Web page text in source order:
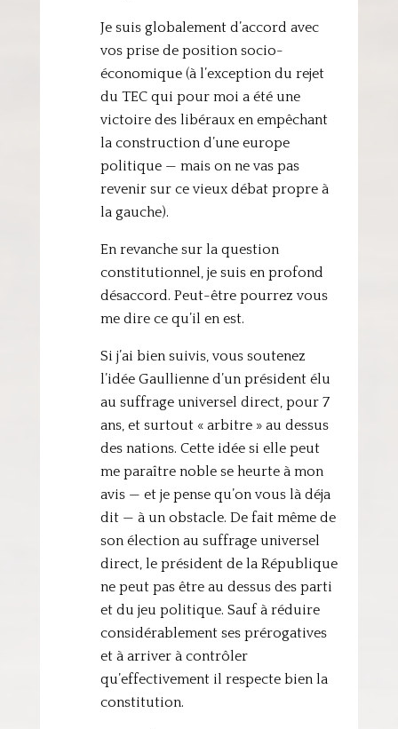
Je suis globalement d’accord avec
vos prise de position socio-
économique (à l’exception du rejet
du TEC qui pour moi a été une
victoire des libéraux en empêchant
la construction d’une europe
politique — mais on ne vas pas
revenir sur ce vieux débat propre à
la gauche).
En revanche sur la question
constitutionnel, je suis en profond
désaccord. Peut-être pourrez vous
me dire ce qu’il en est.
Si j’ai bien suivis, vous soutenez
l’idée Gaullienne d’un président élu
au suffrage universel direct, pour 7
ans, et surtout « arbitre » au dessus
des nations. Cette idée si elle peut
me paraître noble se heurte à mon
avis — et je pense qu’on vous là déja
dit — à un obstacle. De fait même de
son élection au suffrage universel
direct, le président de la République
ne peut pas être au dessus des parti
et du jeu politique. Sauf à réduire
considérablement ses prérogatives
et à arriver à contrôler
qu’effectivement il respecte bien la
constitution.